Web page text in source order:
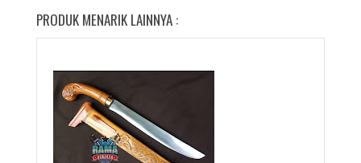
PRODUK MENARIK LAINNYA :